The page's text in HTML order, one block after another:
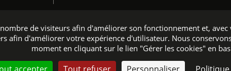
Hôtel accessible aux personnes à mobilité
officiel - Tous droits réservés © 2026 Maison Chomel - Création :
de visiteurs afin d'améliorer son fonctionnement et,
afin d'améliorer votre expérience d'utilisateur. Nous
moment en cliquant sur le lien "Gérer les cookies" en